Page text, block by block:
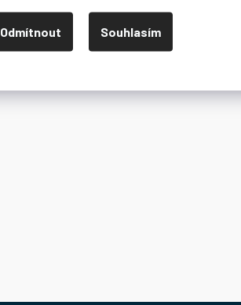
Odmítnout Souhlasím